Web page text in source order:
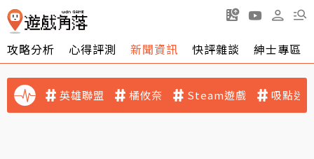
攻略分析 心得評測 新聞資訊 快評雜談 紳士專區
英雄聯盟 橘攸奈 Steam遊戲 吸點迷